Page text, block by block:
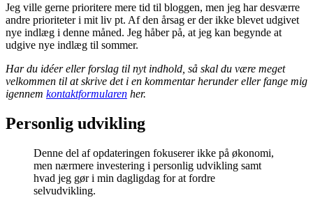
Jeg ville gerne prioritere mere tid til bloggen, men jeg har desværre
andre prioriteter i mit liv pt. Af den årsag er der ikke blevet udgivet
nye indlæg i denne måned. Jeg håber på, at jeg kan begynde at
udgive nye indlæg til sommer.
Har du idéer eller forslag til nyt indhold, så skal du være meget
velkommen til at skrive det i en kommentar herunder eller fange mig
igennem kontaktformularen her.
Personlig udvikling
Denne del af opdateringen fokuserer ikke på økonomi,
men nærmere investering i personlig udvikling samt
hvad jeg gør i min dagligdag for at fordre
selvudvikling.